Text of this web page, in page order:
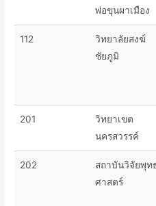
พ่อขุนผาเมือง
112
วิทยาลัยสงฆ์
ชัยภูมิ
201
วิทยาเขต
นครสวรรค์
202
สถาบันวิจัยพุท
ศาสตร์